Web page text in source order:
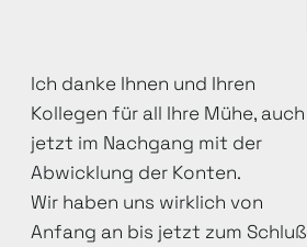
Ich danke Ihnen und Ihren
Kollegen für all Ihre Mühe, auch
jetzt im Nachgang mit der
Abwicklung der Konten.
Wir haben uns wirklich von
Anfang an bis jetzt zum Schluß